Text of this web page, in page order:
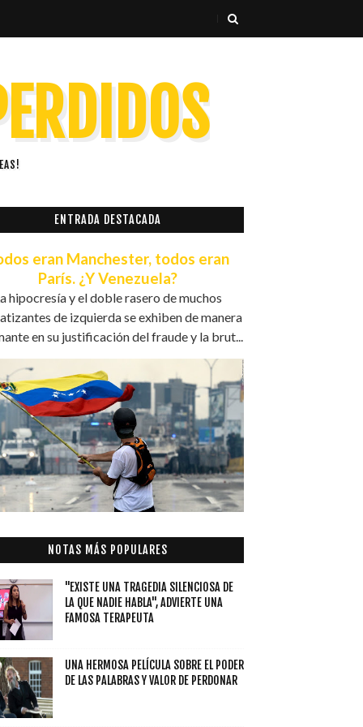
ENTRADA DESTACADA
eran Manchester, todos eran
París. ¿Y Venezuela?
hipocresía y el doble rasero de muchos
de izquierda se exhiben de manera
en su justificación del fraude y la brut...
NOTAS MÁS POPULARES
"EXISTE UNA TRAGEDIA SILENCIOSA DE
LA QUE NADIE HABLA", ADVIERTE UNA
FAMOSA TERAPEUTA
UNA HERMOSA PELÍCULA SOBRE EL PODER
DE LAS PALABRAS Y VALOR DE PERDONAR